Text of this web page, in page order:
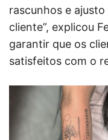
rascunhos e
cliente”, explicou
garantir que os
satisfeitos com o